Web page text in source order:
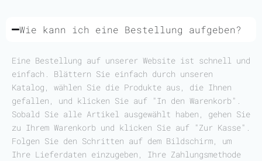
Wie kann ich eine Bestellung aufgeben?
Eine Bestellung auf unserer Website ist schnell und
einfach. Blättern Sie einfach durch unseren
Katalog, wählen Sie die Produkte aus, die Ihnen
gefallen, und klicken Sie auf "In den Warenkorb".
Sobald Sie alle Artikel ausgewählt haben, gehen Sie
zu Ihrem Warenkorb und klicken Sie auf "Zur Kasse".
Folgen Sie den Schritten auf dem Bildschirm, um
Ihre Lieferdaten einzugeben, Ihre Zahlungsmethode